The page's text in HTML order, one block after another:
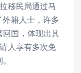
移民局通过马
籍人士，许多
回国，体现出其
人享有多次免